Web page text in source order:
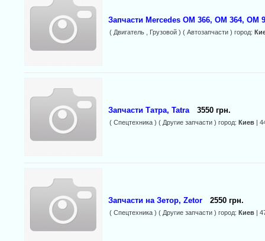
Запчасти Mercedes ОМ 366, ОМ 364, OM
( Двигатель , Грузовой ) ( Автозапчасти ) город:
Запчасти Татра, Tatra 3550 грн.
( Спецтехника ) ( Другие запчасти ) город: Киев|
Запчасти на Зетор, Zetor 2550 грн.
( Спецтехника ) ( Другие запчасти ) город: Киев|